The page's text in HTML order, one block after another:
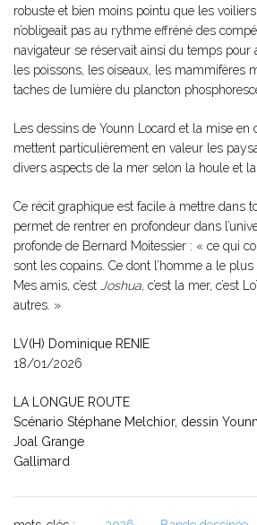
robuste et bien moins pointu que les
n’obligeait pas au rythme effréné des
navigateur se réservait ainsi du temps pour
les poissons, les oiseaux, les mammifères
taches de lumière du plancton
Les dessins de Younn Locard et la mise en
mettent particulièrement en valeur les
divers aspects de la mer selon la houle et
Ce récit graphique est facile à mettre dans
permet de rentrer en profondeur dans
profonde de Bernard Moitessier : « ce qui
sont les copains. Ce dont l’homme a le plus
Mes amis, c’est Joshua, c’est la mer, c’est
autres. »
LV(H) Dominique RENIE
18/01/2026
LA LONGUE ROUTE
Scénario Stéphane Melchior, dessin
Joal Grange
Gallimard